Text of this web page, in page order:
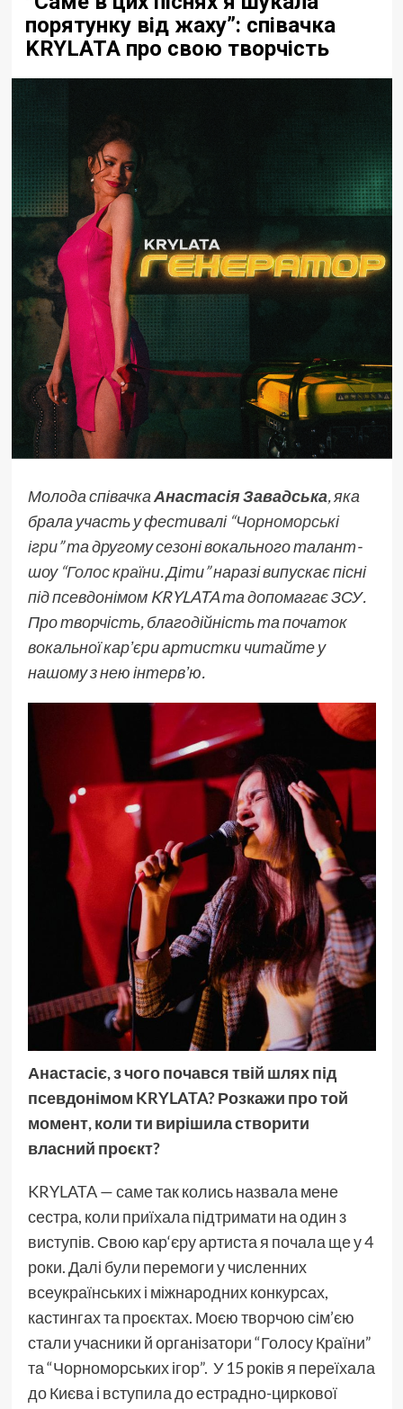
порятунку від жаху”: співачка
KRYLATA про свою творчість
Молода співачкаАнастасія Завадська, яка
брала участь у фестивалі “Чорноморські
ігри” та другому сезоні вокального талант-
шоу “Голос країни. Діти” наразі випускає пісні
під псевдонімом KRYLATA та допомагає ЗСУ.
Про творчість, благодійність та початок
вокальної карʼєри артистки читайте у
нашому з нею інтервʼю.
Анастасіє, з чого почався твій шлях під
псевдонімом KRYLATA? Розкажи про той
момент, коли ти вирішила створити
власний проєкт?
KRYLATA — саме так колись назвала мене
сестра, коли приїхала підтримати на один з
виступів. Свою кар‘єру артиста я почала ще у 4
роки. Далі були перемоги у численних
всеукраїнських і міжнародних конкурсах,
кастингах та проєктах. Моєю творчою сім’єю
стали учасники й організатори “Голосу Країни”
та “Чорноморських ігор”. У 15 років я переїхала
до Києва і вступила до естрадно-циркової